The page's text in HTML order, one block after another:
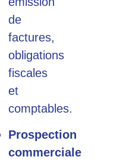
de
factures,
obligations
fiscales
et
comptables.
Prospection
commerciale